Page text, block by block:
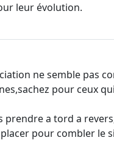
leur évolution.
ne semble pas
pour ceux
a tord a
pour combler